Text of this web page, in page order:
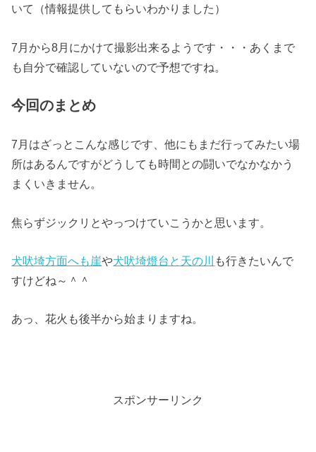
いて（情報提供してもらいわかりました）
7月から8月にかけて撮影出来るようです・・・あくまで
も自分で確認していないので予想ですね。
今回のまとめ
7月はざっとこんな感じです、他にもまだ行ってみたい場
所はあるんですがどうしても時間との闘いでなかなかう
まくいきません。
焦らずジックリとやっつけていこうかと思います。
犬吠埼方面へも崖や犬吠埼燈台と天の川 も行きたいんで
すけどね～＾＾
あっ、花火も後半から始まりますね。
スポンサーリンク